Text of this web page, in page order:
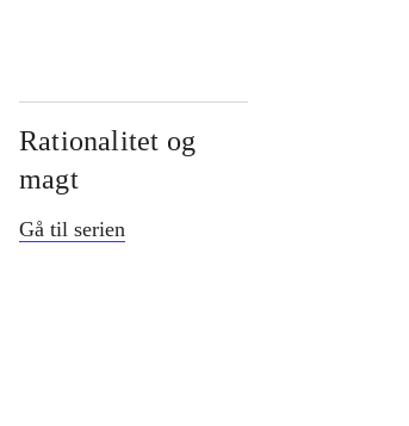
Rationalitet og
magt
Gå til serien